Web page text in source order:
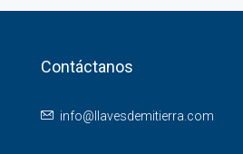
Contáctanos
info@llavesdemitierra.com